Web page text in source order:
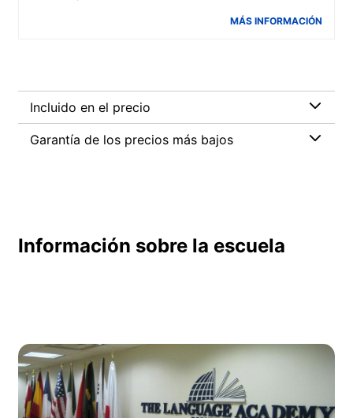
MÁS INFORMACIÓN
Incluido en el precio
Garantía de los precios más bajos
Información sobre la escuela